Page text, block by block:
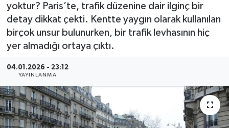
yoktur? Paris’te, trafik düzenine dair ilginç bir
detay dikkat çekti. Kentte yaygın olarak kullanılan
birçok unsur bulunurken, bir trafik levhasının hiç
yer almadığı ortaya çıktı.
04.01.2026 - 23:12
YAYINLANMA
TEKNOLOJİ
SAĞLIK
EĞİTİM
İLÇE HABERLERİ
KÜLTÜR-SANAT
Tüm Manşetler
Son Dakika Haberleri
Haber Arşivi